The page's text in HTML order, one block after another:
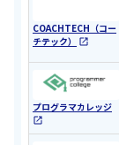
COACHTECH（コー
チテック）
プログラマカレッジ